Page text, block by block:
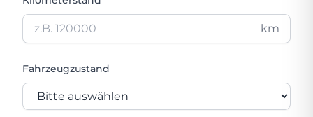
km
Fahrzeugzustand